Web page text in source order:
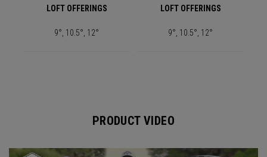
LOFT OFFERINGS LOFT OFFERINGS
9°, 10.5°, 12° 9°, 10.5°, 12°
PRODUCT VIDEO